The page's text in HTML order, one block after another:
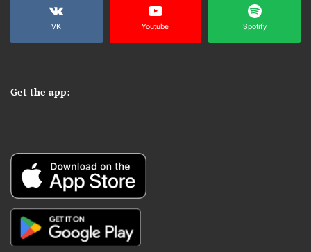
VK Youtube Spotify
Get the app: